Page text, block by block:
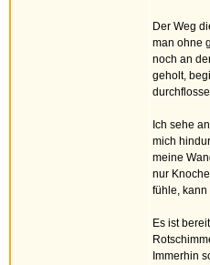
Der Weg
man ohne
noch an
geholt,
Ich sehe
mich
meine
nur
fühle,
Es ist
Immerhin